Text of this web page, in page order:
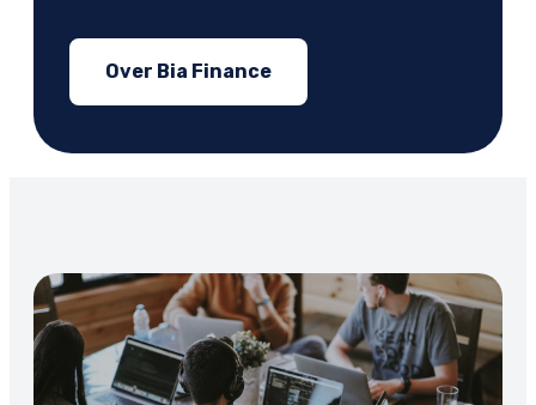
Over Bia Finance